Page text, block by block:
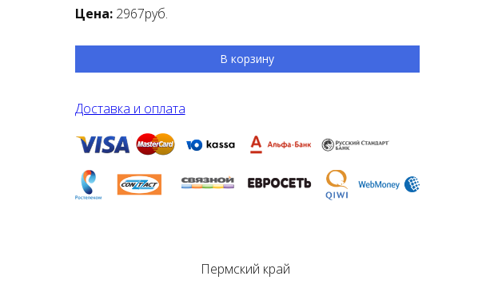
Цена: 2967руб.
В корзину
Доставка и оплата
Пермский край